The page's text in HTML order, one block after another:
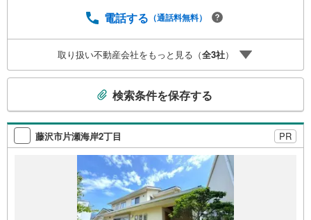
入できる無料の生命保険】【13年間もらえる、国からの特
【老後の費用負担】住宅探しの【このタイミング】で不安
な部分を明確にしていきませんか？？ --------------
電話する （通話料無料）
取り扱い不動産会社をもっと見る（全3社）
検
索
条
検索条件を保存する
藤沢市片瀬海岸2丁目 PR